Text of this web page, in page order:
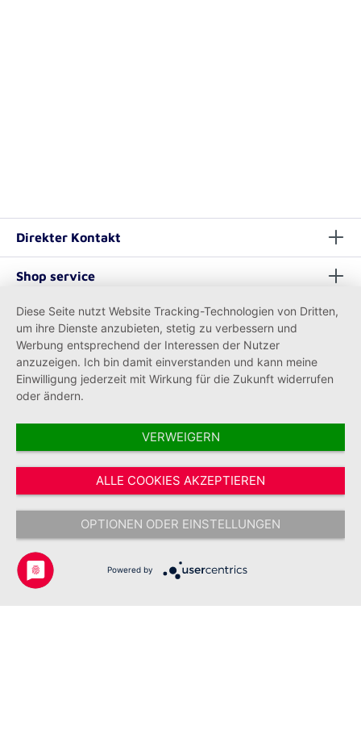
Direkter Kontakt
Shop service
Informationen
Vertrag widerrufen
* Alle Preise inkl. gesetzl. Mehrwertsteuer zzgl.Versandkostenund ggf.
Nachnahmegebühren, wenn nicht anders angegeben.
Copyright © 2026 Johanniter-Unfall-Hilfe e.V. - Alle Rechte
vorbehalten.
Diese Seite nutzt Website Tracking-Technologien von Dritten,
um ihre Dienste anzubieten, stetig zu verbessern und
Werbung entsprechend der Interessen der Nutzer
anzuzeigen. Ich bin damit einverstanden und kann meine
Einwilligung jederzeit mit Wirkung für die Zukunft widerrufen
oder ändern.
VERWEIGERN
ALLE COOKIES AKZEPTIEREN
OPTIONEN ODER EINSTELLUNGEN
Powered by